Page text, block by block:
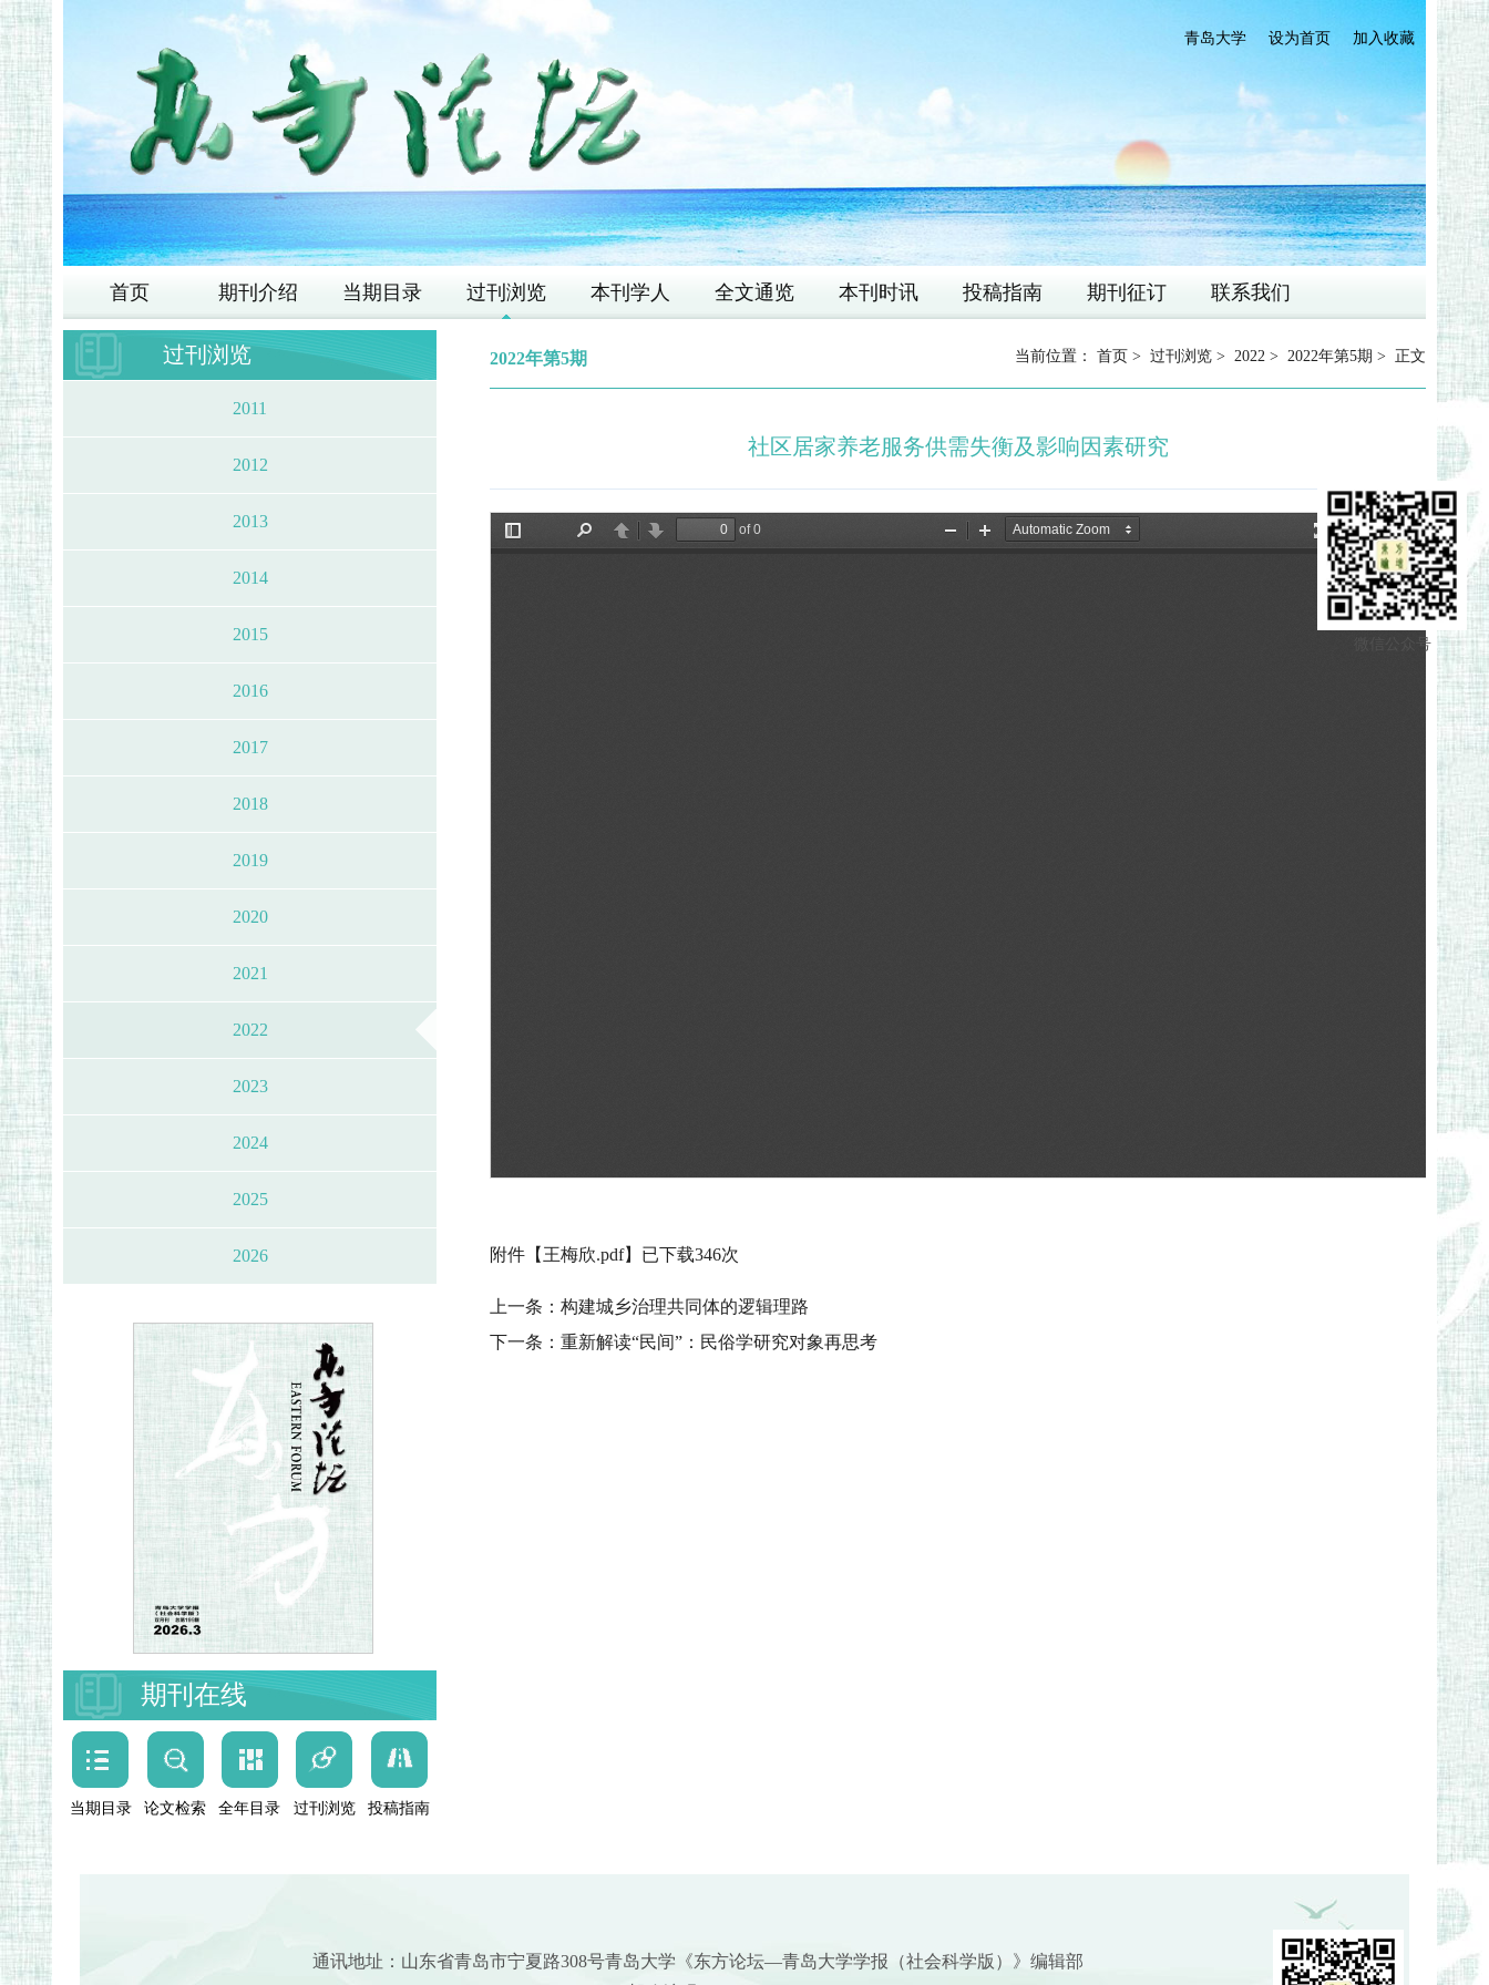
加入收藏
设为首页
青岛大学
首页 期刊介绍 当期目录 过刊浏览 本刊学人 全文通览 本刊时讯 投稿指南 期刊征订 联系我们
微信公众号
过刊浏览
2011
2012
2013
2014
2015
2016
2017
2018
2019
2020
2021
2022
2023
2024
2025
2026
期刊在线
当期目录 论文检索 全年目录 过刊浏览 投稿指南
2022年第5期 当前位置： 首页 > 过刊浏览 > 2022 > 2022年第5期 > 正文
社区居家养老服务供需失衡及影响因素研究
附件【 王梅欣.pdf】已下载346次
上一条： 构建城乡治理共同体的逻辑理路
下一条： 重新解读“民间”：民俗学研究对象再思考
通讯地址：山东省青岛市宁夏路308号青岛大学《东方论坛—青岛大学学报（社会科学版）》编辑部